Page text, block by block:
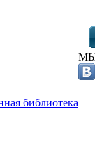
библиотека